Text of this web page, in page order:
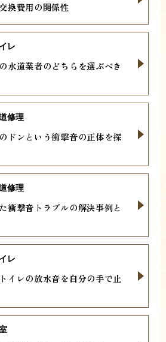
換費用の関係性
水道業者のどちらを選ぶべき
レ
ドンという衝撃音の正体を探
修理
衝撃音トラブルの解決事例と
修理
イレの放水音を自分の手で止
レ